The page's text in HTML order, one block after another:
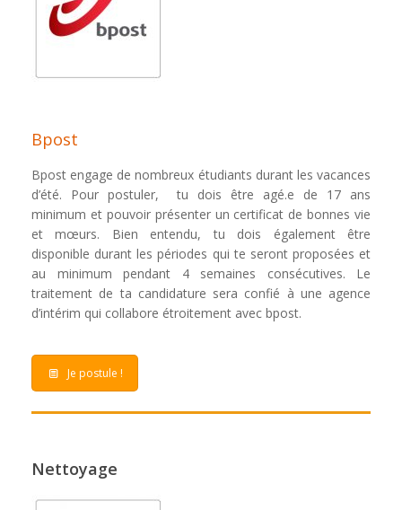
Bpost
Bpost engage de nombreux étudiants durant les vacances
d’été. Pour postuler, tu dois être agé.e de 17 ans
minimum et pouvoir présenter un certificat de bonnes vie
et mœurs. Bien entendu, tu dois également être
disponible durant les périodes qui te seront proposées et
au minimum pendant 4 semaines consécutives. Le
traitement de ta candidature sera confié à une agence
d’intérim qui collabore étroitement avec bpost.
Je postule !
Nettoyage